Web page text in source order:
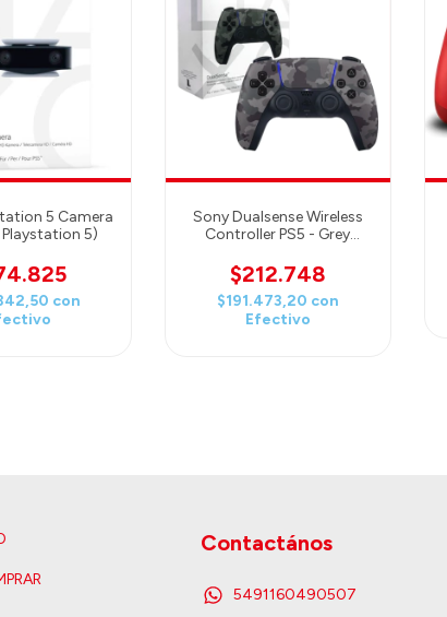
5 Camera
5)
con
Sony Dualsense Wireless
Controller PS5 - Grey
$212.748
$191.473,20 con
Efectivo
Contactános
5491160490507